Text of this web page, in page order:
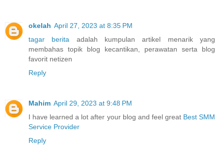
okelah April 27, 2023 at 8:35 PM
tagar berita adalah kumpulan artikel menarik yang
membahas topik blog kecantikan, perawatan serta blog
favorit netizen
Reply
Mahim April 29, 2023 at 9:48 PM
I have learned a lot after your blog and feel great Best SMM
Service Provider
Reply